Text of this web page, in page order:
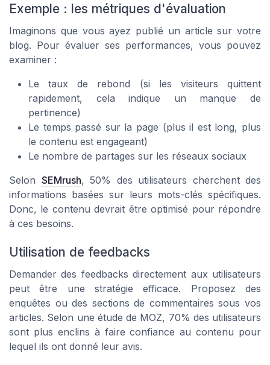
Exemple : les métriques d'évaluation
Imaginons que vous ayez publié un article sur votre
blog. Pour évaluer ses performances, vous pouvez
examiner :
Le taux de rebond (si les visiteurs quittent
rapidement, cela indique un manque de
pertinence)
Le temps passé sur la page (plus il est long, plus
le contenu est engageant)
Le nombre de partages sur les réseaux sociaux
Selon SEMrush, 50% des utilisateurs cherchent des
informations basées sur leurs mots-clés spécifiques.
Donc, le contenu devrait être optimisé pour répondre
à ces besoins.
Utilisation de feedbacks
Demander des feedbacks directement aux utilisateurs
peut être une stratégie efficace. Proposez des
enquêtes ou des sections de commentaires sous vos
articles. Selon une étude de MOZ, 70% des utilisateurs
sont plus enclins à faire confiance au contenu pour
lequel ils ont donné leur avis.